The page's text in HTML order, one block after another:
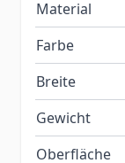
Material
Farbe
Breite
Gewicht
Oberfläche